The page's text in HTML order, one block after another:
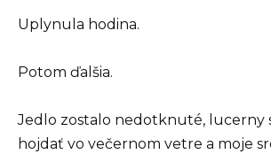
Uplynula hodina.
Potom ďalšia.
Jedlo zostalo nedotknuté, lucerny
hojdať vo večernom vetre a moje